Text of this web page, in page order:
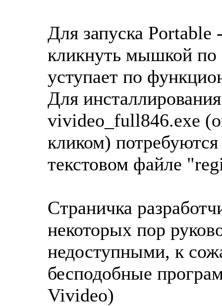
Для запуска Portable
кликнуть мышкой
уступает по
Для
vivideo_full846.exe
кликом)
текстовом файле
Cтраничка
некоторых пор
недоступными, к
бесподобные
Vivideo)